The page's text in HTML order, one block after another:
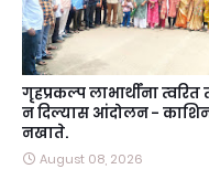
गृहप्रकल्प लाभार्थींना त्वरित
न दिल्यास आंदोलन -
नखाते.
August 08, 2026